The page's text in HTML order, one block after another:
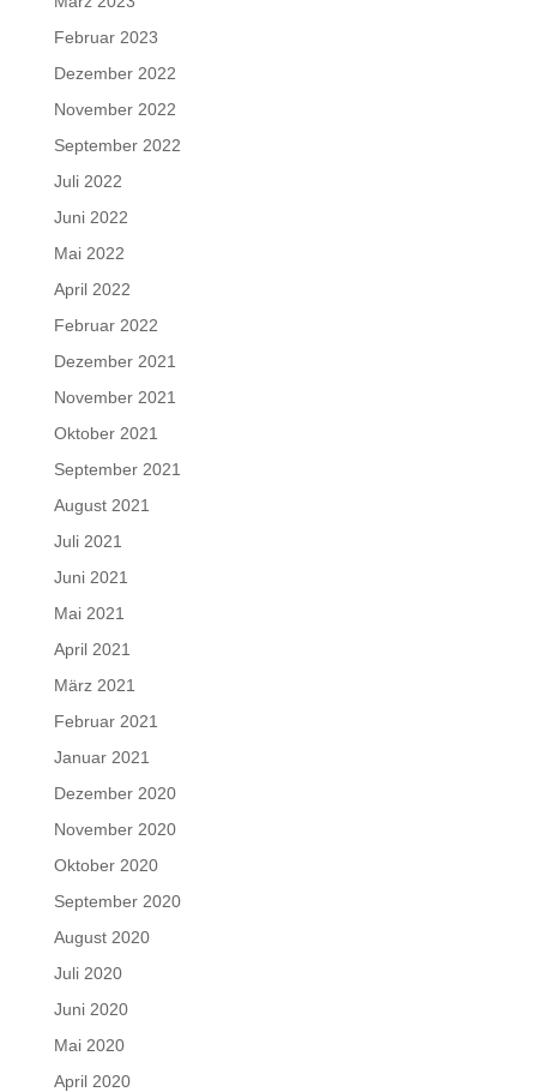
Februar 2023
Dezember 2022
November 2022
September 2022
Juli 2022
Juni 2022
Mai 2022
April 2022
Februar 2022
Dezember 2021
November 2021
Oktober 2021
September 2021
August 2021
Juli 2021
Juni 2021
Mai 2021
April 2021
März 2021
Februar 2021
Januar 2021
Dezember 2020
November 2020
Oktober 2020
September 2020
August 2020
Juli 2020
Juni 2020
Mai 2020
April 2020